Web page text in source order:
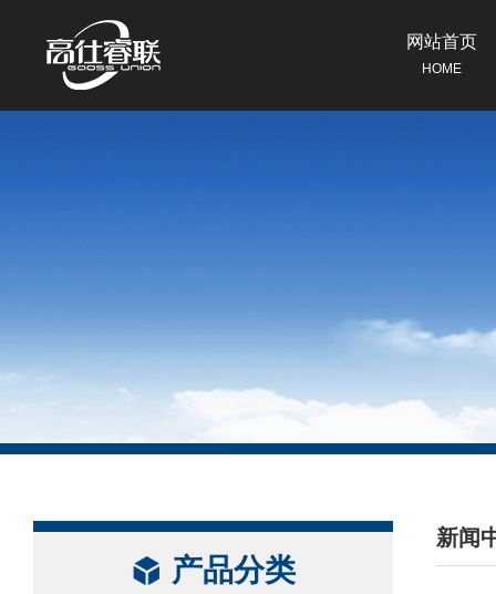
网站首页
HOME
产品分类
新闻
/